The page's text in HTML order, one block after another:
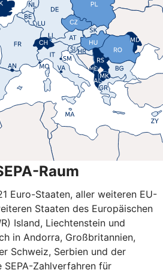
Raum
Euro-Staaten, aller weiteren EU-
Staaten des Europäischen
Island, Liechtenstein und
in Andorra, Großbritannien,
Schweiz, Serbien und der
Zahlverfahren für